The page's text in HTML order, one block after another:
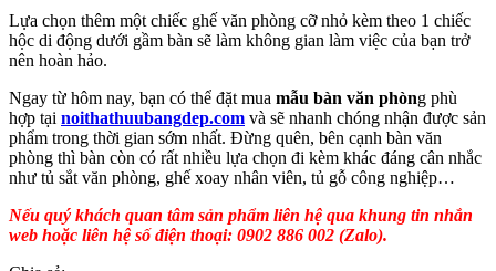
Lựa chọn thêm một chiếc ghế văn phòng cỡ nhỏ kèm theo 1 chiếc
hộc di động dưới gầm bàn sẽ làm không gian làm việc của bạn trở
nên hoàn hảo.
Ngay từ hôm nay, bạn có thể đặt mua mẫu bàn văn phòng phù
hợp tại noithathuubangdep.com và sẽ nhanh chóng nhận được sản
phẩm trong thời gian sớm nhất. Đừng quên, bên cạnh bàn văn
phòng thì bàn còn có rất nhiều lựa chọn đi kèm khác đáng cân nhắc
như tủ sắt văn phòng, ghế xoay nhân viên, tủ gỗ công nghiệp…
Nếu quý khách quan tâm sản phẩm liên hệ qua khung tin nhắn
web hoặc liên hệ số điện thoại: 0902 886 002 (Zalo).